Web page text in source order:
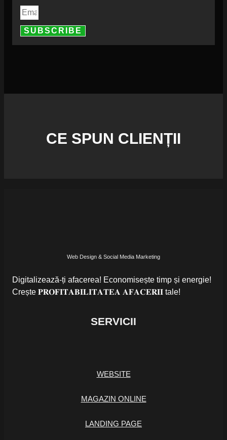
SUBSCRIBE
CE SPUN CLIENȚII
Web Design & Social Media Marketing
Digitalizează-ți afacerea! Economisește timp și energie!
Crește 𝐏𝐑𝐎𝐅𝐈𝐓𝐀𝐁𝐈𝐋𝐈𝐓𝐀𝐓𝐄𝐀 𝐀𝐅𝐀𝐂𝐄𝐑𝐈𝐈 tale!
SERVICII
WEBSITE
MAGAZIN ONLINE
LANDING PAGE